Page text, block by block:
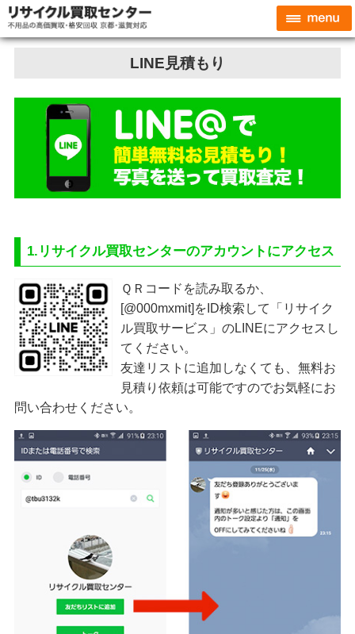
LINE見積もり
1.リサイクル買取センターのアカウントにアクセス
ＱＲコードを読み取るか、
[@000mxmit]をID検索して「リサイク
ル買取サービス」のLINEにアクセスし
てください。
友達リストに追加しなくても、無料お
見積り依頼は可能ですのでお気軽にお
問い合わせください。